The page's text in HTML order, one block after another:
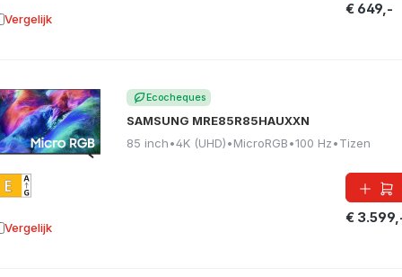
€ 649,-
Vergelijk aan vergelijking
Ecocheques
SAMSUNG MRE85R85HAUXXN
85 inch•4K (UHD)•MicroRGB•100 Hz•Tizen
€
Vergelijk aan vergelijking